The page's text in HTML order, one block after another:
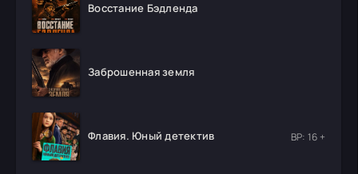
Восстание Бэдленда
Заброшенная земля
Флавия. Юный детектив ВР: 16 +